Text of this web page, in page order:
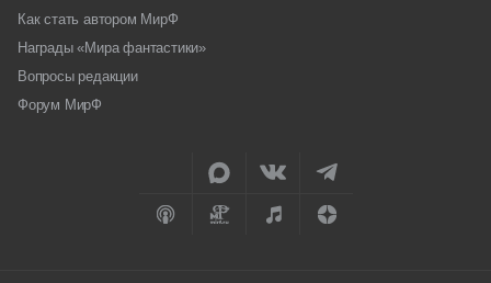
Как стать автором МирФ
Награды «Мира фантастики»
Вопросы редакции
Форум МирФ